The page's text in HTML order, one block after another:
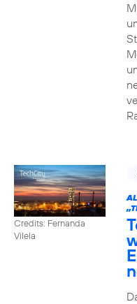
Credits: Fernanda
Vilela